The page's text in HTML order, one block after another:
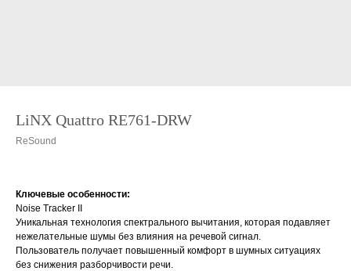
LiNX Quattro RE761-DRW
ReSound
Ключевые особенности:
Noise Tracker II
Уникальная технология спектрального вычитания, которая подавляет
нежелательные шумы без влияния на речевой сигнал.
Пользователь получает повышенный комфорт в шумных ситуациях
без снижения разборчивости речи.